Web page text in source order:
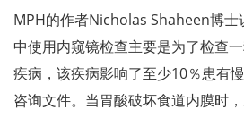
MPH的作者Nicholas Shaheen博士
中使用内窥镜检查主要是为了检查
疾病，该疾病影响了至少10％患有
咨询文件。当胃酸破坏食道内膜时，